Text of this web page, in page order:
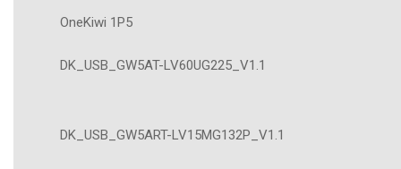
OneKiwi 1P5
DK_USB_GW5AT-LV60UG225_V1.1
DK_USB_GW5ART-LV15MG132P_V1.1